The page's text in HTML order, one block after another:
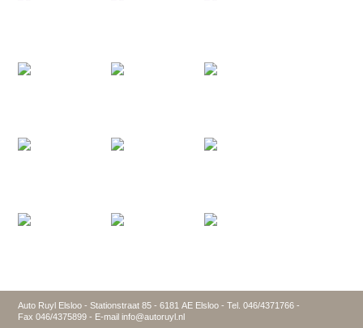
Auto Ruyl Elsloo - Stationstraat 85 - 6181 AE Elsloo - Tel. 046/4371766 -
Fax 046/4375899 - E-mail info@autoruyl.nl